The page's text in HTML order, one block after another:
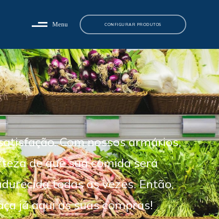
Menu CONFIGURAR PRODUTOS
já aqui as suas compras!